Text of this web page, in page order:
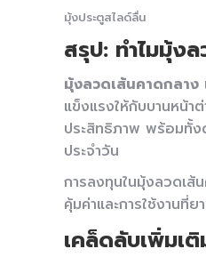
มุ้งประตูสไลด์ลื่น
สรุป: ทำไมมุ้ง
มุ้งลวดเส้นคาดกลาง
แข็งแรงให้กับบานหน้า
ประสิทธิภาพ พร้อมทั้ง
ประจำวัน
การลงทุนในมุ้งลวดเส้
คุ้มค่าและการใช้งานที่ย
เคล็ดลับเพิ่มเติ